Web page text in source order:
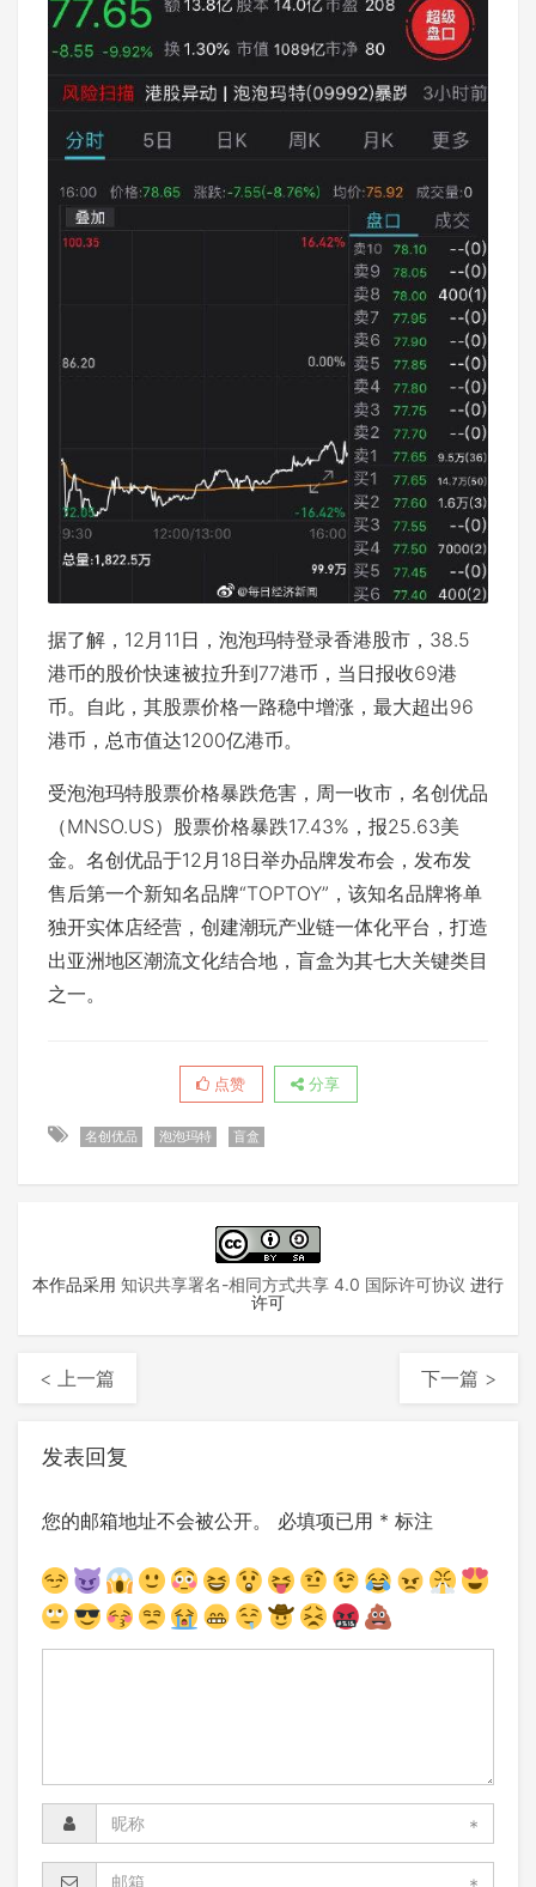
据了解，12月11日，泡泡玛特登录香港股市，38.5
港币的股价快速被拉升到77港币，当日报收69港
币。自此，其股票价格一路稳中增涨，最大超出96
港币，总市值达1200亿港币。
受泡泡玛特股票价格暴跌危害，周一收市，名创优品
（MNSO.US）股票价格暴跌17.43%，报25.63美
金。名创优品于12月18日举办品牌发布会，发布发
售后第一个新知名品牌“TOPTOY”，该知名品牌将单
独开实体店经营，创建潮玩产业链一体化平台，打造
出亚洲地区潮流文化结合地，盲盒为其七大关键类目
之一。
点赞 分享
名创优品 泡泡玛特 盲盒
本作品采用 知识共享署名-相同方式共享 4.0 国际许可协议 进行
许可
< 上一篇 下一篇 >
发表回复
您的邮箱地址不会被公开。 必填项已用 * 标注
*